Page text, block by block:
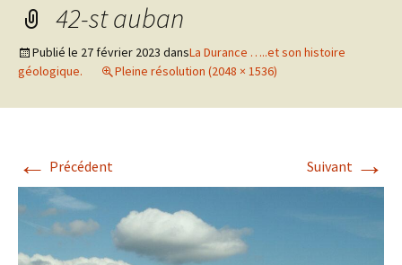
42-st auban
Publié le 27 février 2023 dansLa Durance …..et son histoire
géologique.
Pleine résolution (2048 × 1536)
← Précédent Suivant →